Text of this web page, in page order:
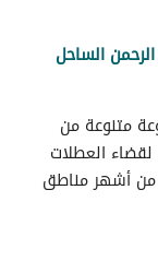
الساحل
متنوعة من
لقضاء العطلات
من أشهر مناطق